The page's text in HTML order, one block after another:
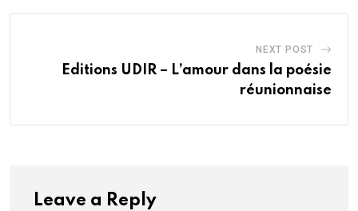
NEXT POST
Editions UDIR – L’amour dans la poésie
réunionnaise
Leave a Reply